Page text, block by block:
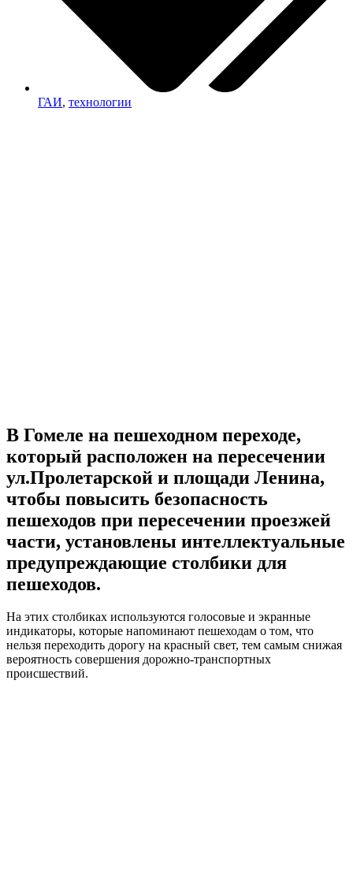
ГАИ, технологии
В Гомеле на пешеходном переходе,
который расположен на пересечении
ул.Пролетарской и площади Ленина,
чтобы повысить безопасность
пешеходов при пересечении проезжей
части, установлены интеллектуальные
предупреждающие столбики для
пешеходов.
На этих столбиках используются голосовые и экранные
индикаторы, которые напоминают пешеходам о том, что
нельзя переходить дорогу на красный свет, тем самым снижая
вероятность совершения дорожно-транспортных
происшествий.